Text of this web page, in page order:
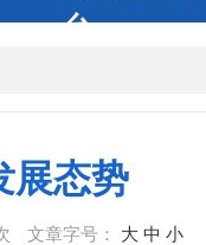
台
展态势
文章字号： 大 中 小